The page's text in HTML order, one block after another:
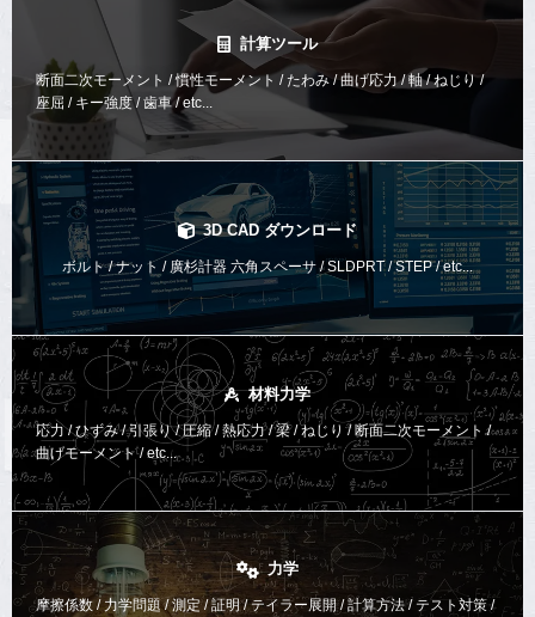
計算ツール
断面二次モーメント / 慣性モーメント / たわみ / 曲げ応力 / 軸 / ねじり /
座屈 / キー強度 / 歯車 / etc...
3D CAD ダウンロード
ボルト / ナット / 廣杉計器 六角スペーサ / SLDPRT / STEP / etc...
材料力学
応力 / ひずみ / 引張り / 圧縮 / 熱応力 / 梁 / ねじり /断面二次モーメント /
曲げモーメント /etc...
力学
摩擦係数 / 力学問題 / 測定 / 証明 / テイラー展開 / 計算方法 / テスト対策 /